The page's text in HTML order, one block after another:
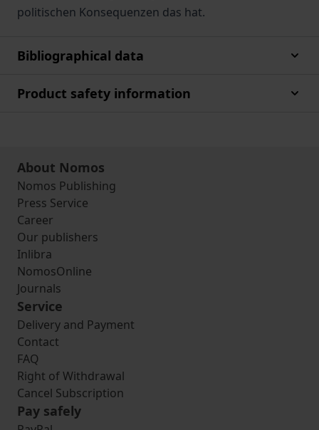
politischen Konsequenzen das hat.
Bibliographical data
Product safety information
About Nomos
Nomos Publishing
Press Service
Career
Our publishers
Inlibra
NomosOnline
Journals
Service
Delivery and Payment
Contact
FAQ
Right of Withdrawal
Cancel Subscription
Pay safely